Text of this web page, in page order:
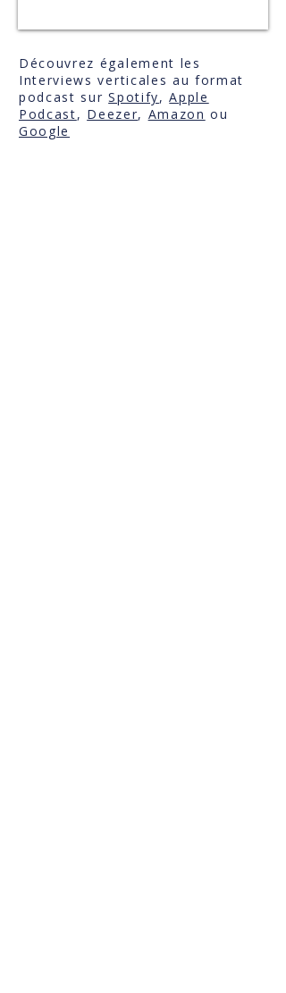
Découvrez également les
Interviews verticales au format
podcast surSpotify,Apple
Podcast, Deezer, Amazon ou
Google